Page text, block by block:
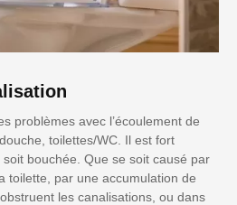
problèmes avec l’écoulement de
toilettes/WC. Il est fort
bouchée. Que se soit causé par
toilette, par une accumulation de
les canalisations, ou dans